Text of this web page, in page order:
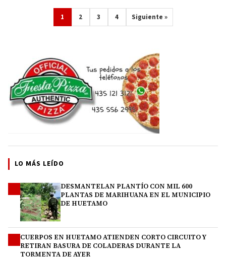
1 2 3 4 Siguiente »
LO MÁS LEÍDO
DESMANTELAN PLANTÍO CON MIL 600
PLANTAS DE MARIHUANA EN EL MUNICIPIO
DE HUETAMO
CUERPOS EN HUETAMO ATIENDEN CORTO CIRCUITO Y
RETIRAN BASURA DE COLADERAS DURANTE LA
TORMENTA DE AYER